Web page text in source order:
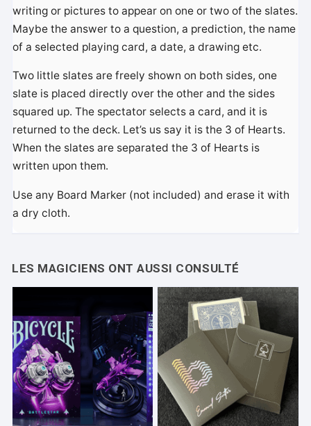
writing or pictures to appear on one or two of the slates.
Maybe the answer to a question, a prediction, the name
of a selected playing card, a date, a drawing etc.
Two little slates are freely shown on both sides, one
slate is placed directly over the other and the sides
squared up. The spectator selects a card, and it is
returned to the deck. Let’s us say it is the 3 of Hearts.
When the slates are separated the 3 of Hearts is
written upon them.
Use any Board Marker (not included) and erase it with
a dry cloth.